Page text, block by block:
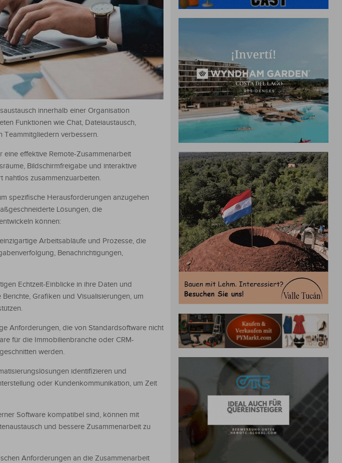
innerhalb einer Organisation
Funktionen wie Chat, Dateiaustausch,
Teammitgliedern verbessern.
effektive Remote-Zusammenarbeit
Bildschirmfreigabe und interaktive
nahtlos zusammenzuarbeiten.
spezifische Herausforderungen anzugehen
Lösungen, die
können:
Arbeitsabläufe und Prozesse, die
Benachrichtigungen,
Echtzeit-Einblicke in ihre Daten und
Grafiken und Visualisierungen, um
Anforderungen, die von Standardsoftware nicht
für die Immobilienbranche oder CRM-
werden.
identifizieren und
oder Kundenkommunikation, um Zeit
Software kompatibel sind, können mit
und bessere Zusammenarbeit zu
Anforderungen an die Zusammenarbeit